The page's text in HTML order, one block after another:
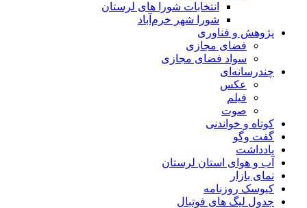
انتخابات شورا های لرستان
شورا شهر خرم‌آباد
پژوهش و فناوری
فضای مجازی
سواد فضای مجازی
چندرسانه‌ای
عكس
فیلم
صوت
کوتاه و خواندنی
گفت وگو
یادداشت
آب و هوای استان لرستان
نمای بازار
کیوسک روزنامه
جدول لیگ های فوتبال